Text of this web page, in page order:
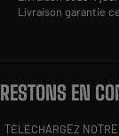
Livraison garantie
RESTONS EN
TÉLÉCHARGEZ